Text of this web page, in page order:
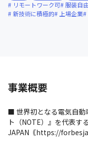
リモートワーク可 服装自由
新技術に積極的
上場企業
事業概要
■ 世界初となる電気自動
ト（NOTE）』を代表す
JAPAN｟https://